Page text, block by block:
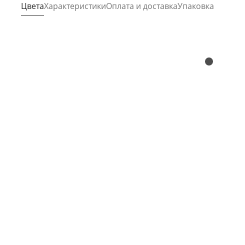
ЦветаХарактеристикиОплата и доставкаУпаковка